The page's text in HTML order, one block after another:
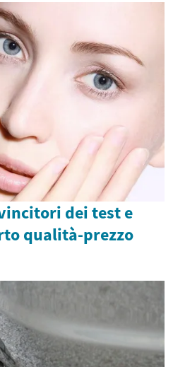
dei test e
qualità-prezzo